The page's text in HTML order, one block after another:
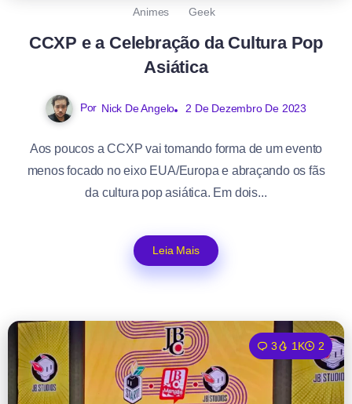
Animes Geek
CCXP e a Celebração da Cultura Pop
Asiática
Por Nick De Angelo 2 De Dezembro De 2023
Aos poucos a CCXP vai tomando forma de um evento
menos focado no eixo EUA/Europa e abraçando os fãs
da cultura pop asiática. Em dois...
Leia Mais
3 1K 2